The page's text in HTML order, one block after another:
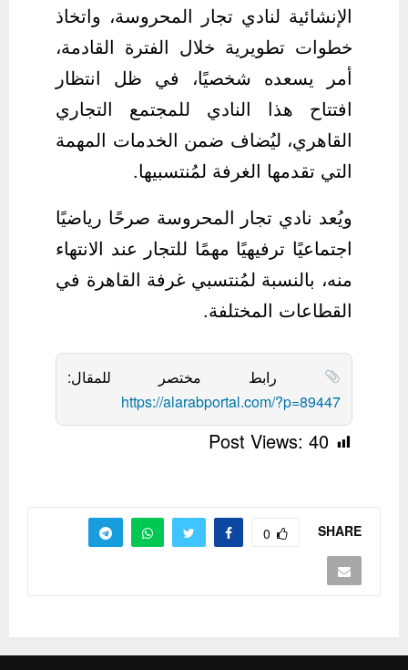
الإنشائية لنادي تجار المحروسة، واتخاذ
خطوات تطويرية خلال الفترة القادمة،
أمر يسعده شخصيًا، في ظل انتظار
افتتاح هذا النادي للمجتمع التجاري
القاهري، ليُضاف ضمن الخدمات المهمة
التي تقدمها الغرفة لمُنتسبيها.
ويُعد نادي تجار المحروسة صرحًا رياضيًا
اجتماعيًا ترفيهيًا مهمًا للتجار عند الانتهاء
منه، بالنسبة لمُنتسبي غرفة القاهرة في
القطاعات المختلفة.
رابط مختصر للمقال:
https://alarabportal.com/?p=89447
Post Views: 40
SHARE
0